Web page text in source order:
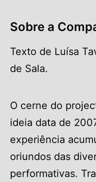
Sobre a
Texto de Luísa
de Sala.
O cerne do
ideia data de
experiência
oriundos das
performativas.